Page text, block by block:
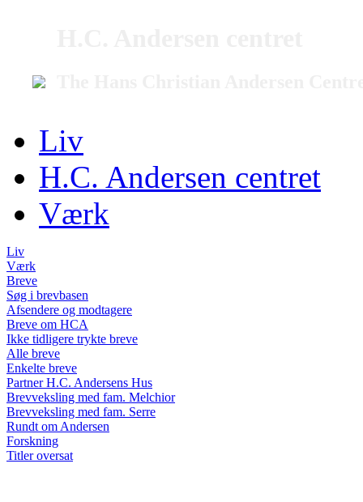
Liv
H.C. Andersen centret
Værk
Liv
Værk
Breve
Søg i brevbasen
Afsendere og modtagere
Breve om HCA
Ikke tidligere trykte breve
Alle breve
Enkelte breve
Partner H.C. Andersens Hus
Brevveksling med fam. Melchior
Brevveksling med fam. Serre
Rundt om Andersen
Forskning
Titler oversat